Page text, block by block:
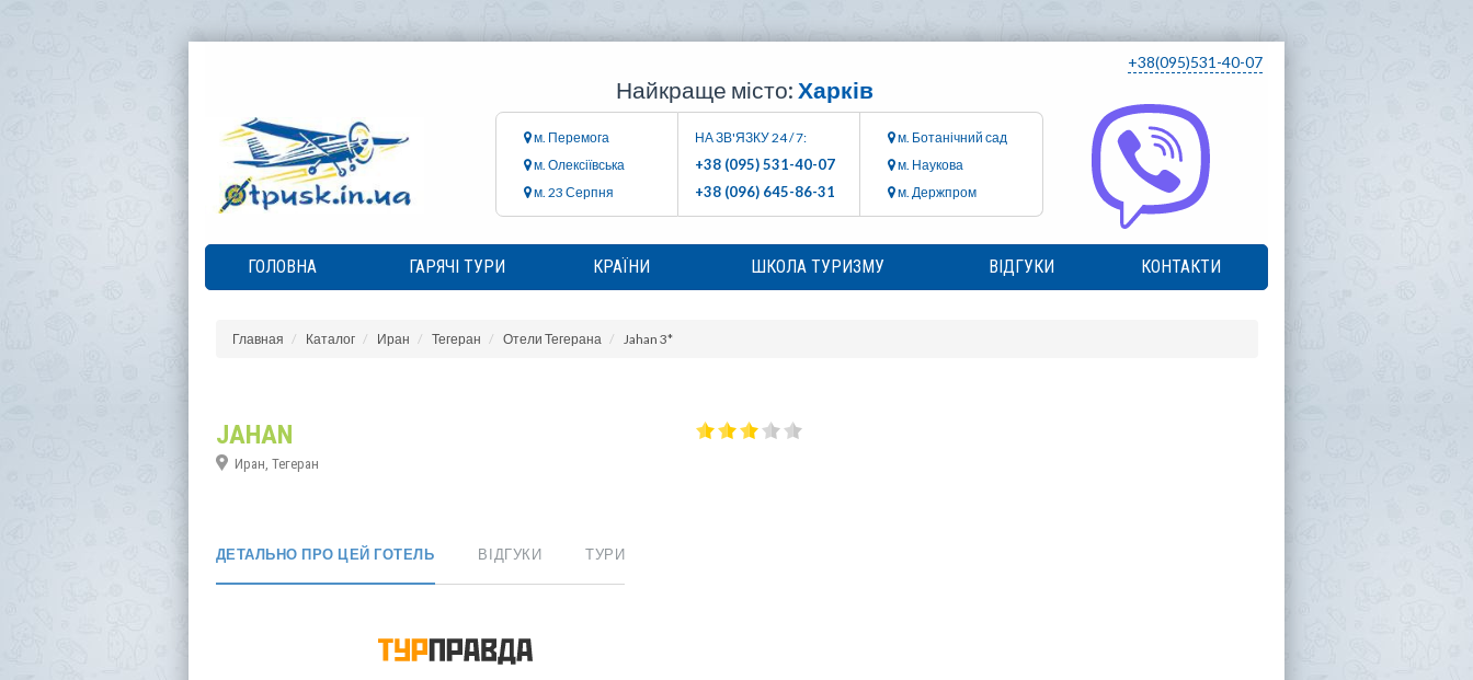
+38(095)531-40-07
Найкраще місто: Харків
м. Перемога
м. Олексіївська
м. 23 Серпня
НА ЗВ'ЯЗКУ 24 / 7:
+38 (095) 531-40-07
+38 (096) 645-86-31
м. Ботанічний сад
м. Наукова
м. Держпром
ГОЛОВНА ГАРЯЧІ ТУРИ КРАЇНИ ШКОЛА ТУРИЗМУ ВІДГУКИ КОНТАКТИ
Главная Каталог Иран Тегеран Отели Тегерана Jahan 3*
JAHAN
Иран, Тегеран
ДЕТАЛЬНО ПРО ЦЕЙ ГОТЕЛЬ ВІДГУКИ ТУРИ